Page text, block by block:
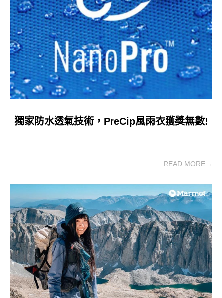
獨家防水透氣技術，PreCip風雨衣獲獎無數!
READ MORE→